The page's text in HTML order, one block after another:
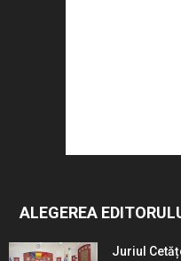
ALEGEREA
Juriul